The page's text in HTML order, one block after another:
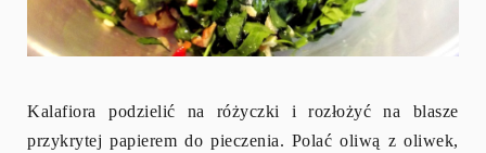
Kalafiora podzielić na różyczki i rozłożyć na blasze
przykrytej papierem do pieczenia. Polać oliwą z oliwek,